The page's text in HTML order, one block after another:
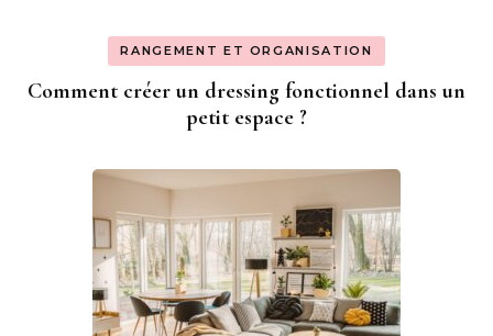
RANGEMENT ET ORGANISATION
Comment créer un dressing fonctionnel dans un
petit espace ?